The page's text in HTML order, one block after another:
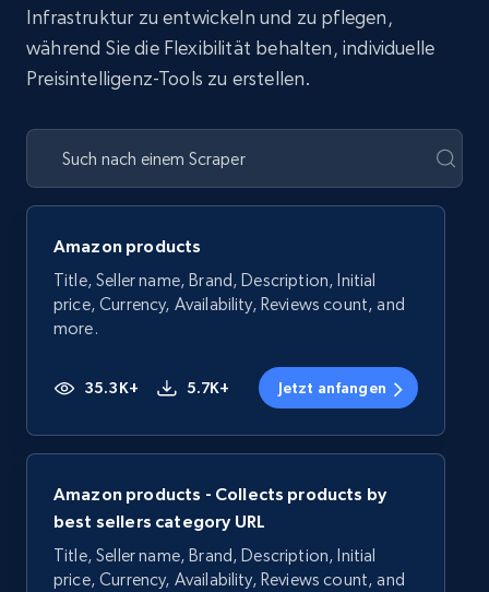
Infrastruktur zu entwickeln und zu pflegen,
während Sie die Flexibilität behalten, individuelle
Preisintelligenz-Tools zu erstellen.
Amazon products
Title, Seller name, Brand, Description, Initial
price, Currency, Availability, Reviews count, and
more.
35.3K+ 5.7K+ Jetzt anfangen
Amazon products - Collects products by
best sellers category URL
Title, Seller name, Brand, Description, Initial
price, Currency, Availability, Reviews count, and